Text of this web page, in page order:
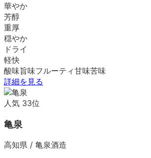
華やか
芳醇
重厚
穏やか
ドライ
軽快
酸味旨味フルーティ甘味苦味
詳細を見る
人気 33位
亀泉
高知県 / 亀泉酒造